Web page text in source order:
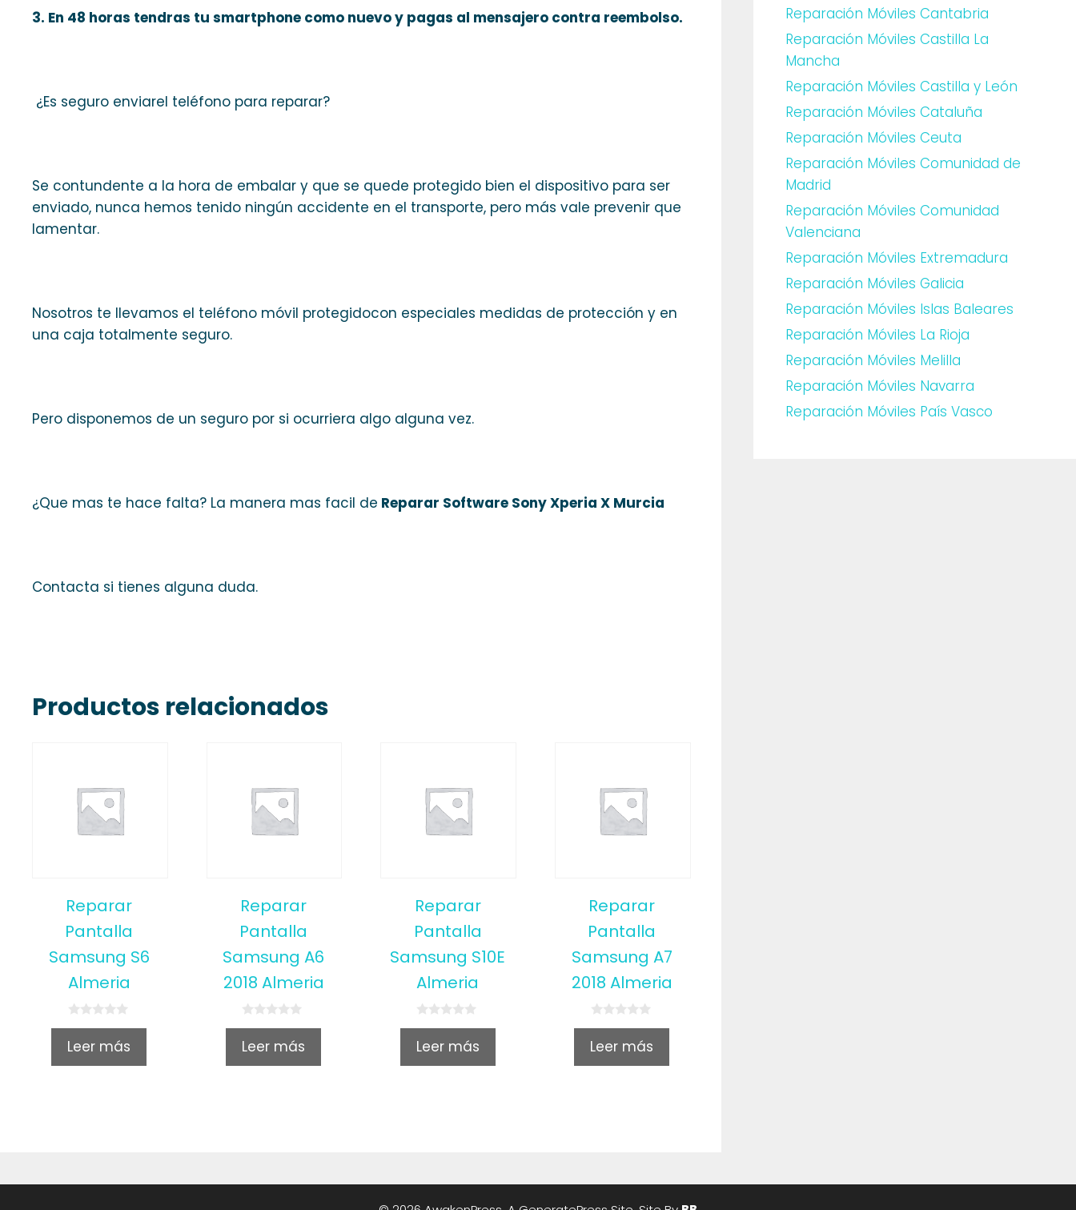
3. En 48 horas tendras tu smartphone como nuevo y pagas al mensajero contra reembolso.
¿Es seguro enviarel teléfono para reparar?
Se contundente a la hora de embalar y que se quede protegido bien el dispositivo para ser
enviado, nunca hemos tenido ningún accidente en el transporte, pero más vale prevenir que
lamentar.
Nosotros te llevamos el teléfono móvil protegidocon especiales medidas de protección y en
una caja totalmente seguro.
Pero disponemos de un seguro por si ocurriera algo alguna vez.
¿Que mas te hace falta? La manera mas facil de Reparar Software Sony Xperia X Murcia
Contacta si tienes alguna duda.
Productos relacionados
Reparar
Pantalla
Samsung S6
Almeria
0
u
Leer más
Reparar
Pantalla
Samsung A6
2018 Almeria
0
u
Leer más
Reparar
Pantalla
Samsung S10E
Almeria
0
u
Leer más
Reparar
Pantalla
Samsung A7
2018 Almeria
0
u
Leer más
Reparación Móviles Cantabria
Reparación Móviles Castilla La
Mancha
Reparación Móviles Castilla y León
Reparación Móviles Cataluña
Reparación Móviles Ceuta
Reparación Móviles Comunidad de
Madrid
Reparación Móviles Comunidad
Valenciana
Reparación Móviles Extremadura
Reparación Móviles Galicia
Reparación Móviles Islas Baleares
Reparación Móviles La Rioja
Reparación Móviles Melilla
Reparación Móviles Navarra
Reparación Móviles País Vasco